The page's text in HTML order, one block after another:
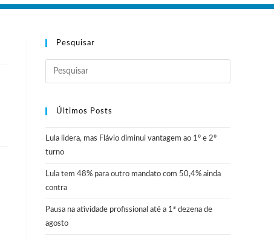
Pesquisar
Últimos Posts
Lula lidera, mas Flávio diminui vantagem ao 1º e 2º
turno
Lula tem 48% para outro mandato com 50,4% ainda
contra
Pausa na atividade profissional até a 1ª dezena de
agosto